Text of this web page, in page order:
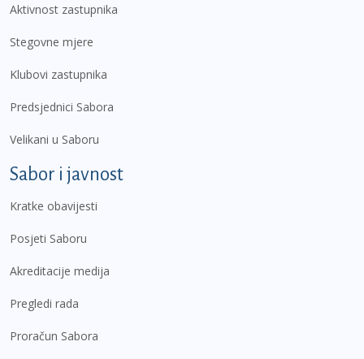
Aktivnost zastupnika
Stegovne mjere
Klubovi zastupnika
Predsjednici Sabora
Velikani u Saboru
Sabor i javnost
Kratke obavijesti
Posjeti Saboru
Akreditacije medija
Pregledi rada
Proračun Sabora